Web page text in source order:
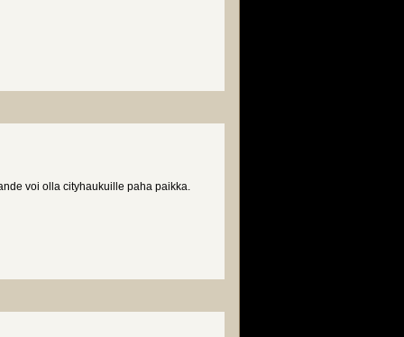
voi olla cityhaukuille paha paikka.